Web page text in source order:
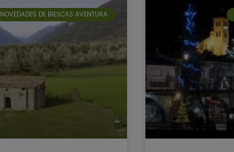
NOVEDADES DE BIESCAS AVENTURA